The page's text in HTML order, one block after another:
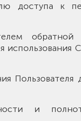
доступа к
обратной
Пользователя
и